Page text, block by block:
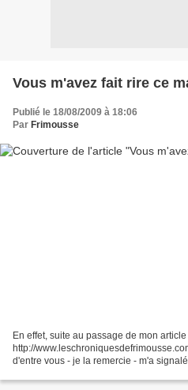
Vous m'avez fait rire ce
Publié le 18/08/2009 à 18:06
Par Frimousse
En effet, suite au passage de mon
http://
d'entre vous - je la remercie - m'a